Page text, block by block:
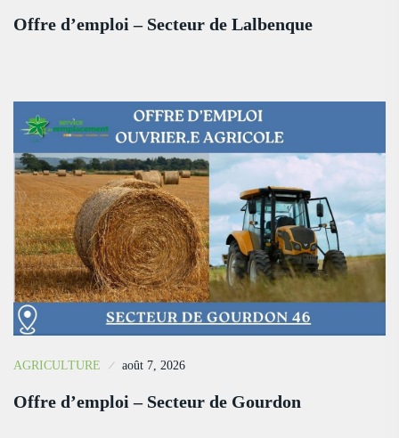
Offre d’emploi – Secteur de Lalbenque
AGRICULTURE août 7, 2026
Offre d’emploi – Secteur de Gourdon